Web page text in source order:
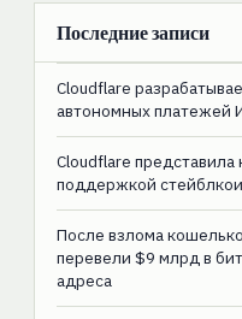
Последние записи
Cloudflare
автономных платежей
Cloudflare
поддержкой
После взлома
перевели $9 млрд в
адреса